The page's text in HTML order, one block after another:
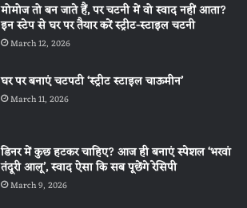
मोमोज तो बन जाते हैं, पर चटनी में वो स्वाद नहीं आता?
इन स्टेप से घर पर तैयार करें स्ट्रीट-स्टाइल चटनी
March 12, 2026
घर पर बनाएं चटपटी ‘स्ट्रीट स्टाइल चाऊमीन’
March 11, 2026
डिनर में कुछ हटकर चाहिए? आज ही बनाएं स्पेशल ‘भरवां
तंदूरी आलू’, स्वाद ऐसा कि सब पूछेंगे रेसिपी
March 9, 2026